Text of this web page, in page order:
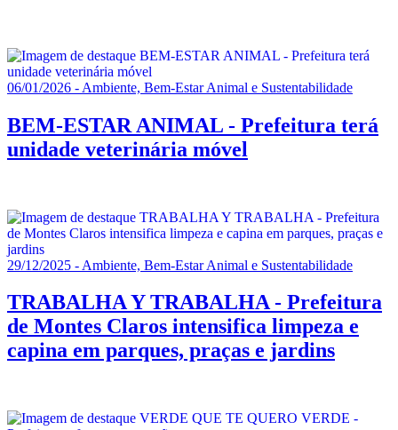
06/01/2026 - Ambiente, Bem-Estar Animal e Sustentabilidade
BEM-ESTAR ANIMAL - Prefeitura terá
unidade veterinária móvel
29/12/2025 - Ambiente, Bem-Estar Animal e Sustentabilidade
TRABALHA Y TRABALHA - Prefeitura
de Montes Claros intensifica limpeza e
capina em parques, praças e jardins